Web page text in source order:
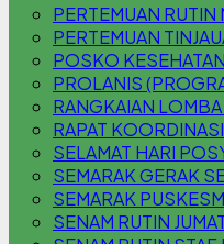
PERTEMUAN
PERTEMUAN
POSKO
PROLANIS
RANGKAIAN
RAPAT
SELAMAT HARI
SEMARAK GERAK
SEMARAK
SENAM RUTIN